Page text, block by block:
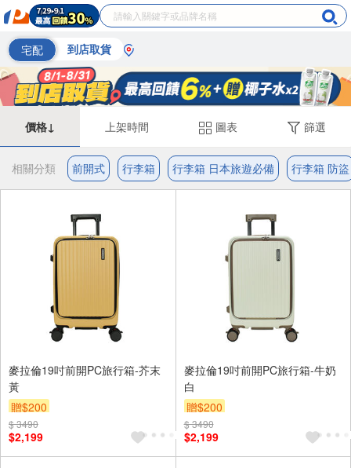
宅配 到店取貨
價格↓ 上架時間 圖表 篩選
相關分類 前開式 行李箱 行李箱 日本旅遊必備 行李箱 防盜
麥拉倫19吋前開PC旅行箱-芥末
黃
贈$200
$ 3490
$2,199
麥拉倫19吋前開PC旅行箱-牛奶
白
贈$200
$ 3490
$2,199